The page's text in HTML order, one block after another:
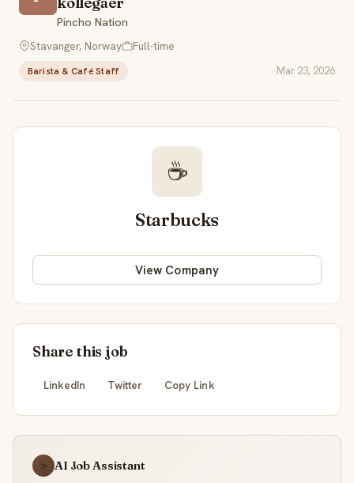
Pincho Nation
Stavanger, Norway
Full-time
Barista & Café Staff Mar 23, 2026
☕
Starbucks
View Company
Share this job
LinkedIn Twitter Copy Link
☕ AI Job Assistant